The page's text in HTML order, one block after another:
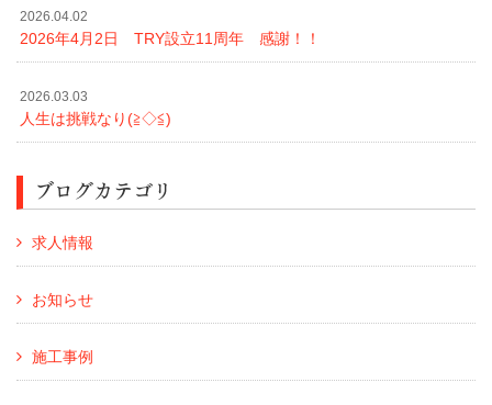
2026.04.02
2026年4月2日 TRY設立11周年 感謝！！
2026.03.03
人生は挑戦なり(≧◇≦)
ブログカテゴリ
求人情報
お知らせ
施工事例